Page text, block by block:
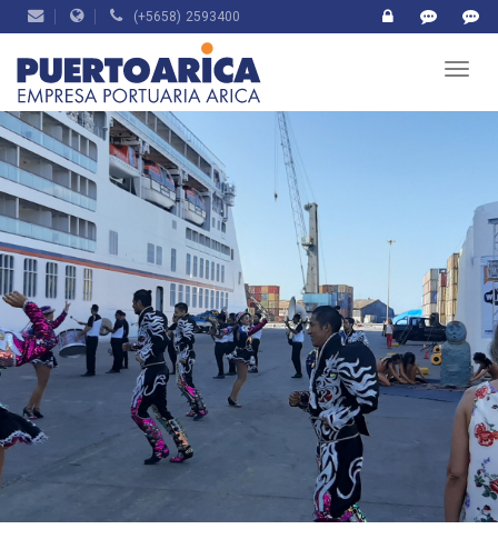
(+5658) 2593400